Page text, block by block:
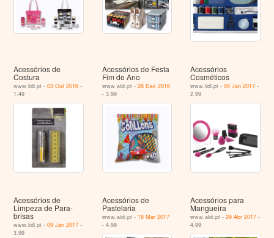
Acessórios de
Costura
www.lidl.pt -03 Out 2016 -
1.49
Acessórios de Festa
Fim de Ano
www.aldi.pt - 28 Dez 2016
- 3.99
Acessórios
Cosméticos
www.lidl.pt -05 Jan 2017 -
2.99
Acessórios de
Limpeza de Para-
brisas
www.lidl.pt -09 Jan 2017 -
3.99
Acessórios de
Pastelaria
www.aldi.pt - 18 Mar 2017
- 4.99
Acessórios para
Mangueira
www.aldi.pt -29 Abr 2017 -
4.99